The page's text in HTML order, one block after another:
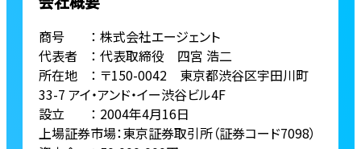
商号 ： 株式会社エージェント
代表者 ： 代表取締役 四宮 浩二
所在地 ： 〒150-0042 東京都渋谷区宇田川町
33-7 アイ・アンド・イー渋谷ビル4F
設立 ： 2004年4月16日
上場証券市場：東京証券取引所（証券コード7098）